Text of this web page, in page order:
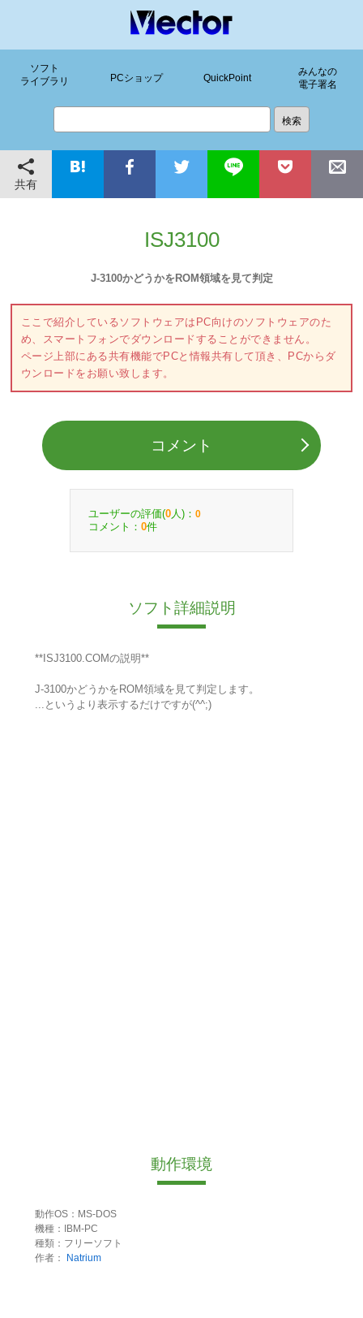
ソフト
ライブラリ
PCショップ QuickPoint
みんなの
電子署名
共有
ISJ3100
J-3100かどうかをROM領域を見て判定
ここで紹介しているソフトウェアはPC向けのソフトウェアのた
め、スマートフォンでダウンロードすることができません。
ページ上部にある共有機能でPCと情報共有して頂き、PCからダ
ウンロードをお願い致します。
コメント
ユーザーの評価(0 人)： 0
コメント： 0件
ソフト詳細説明
**ISJ3100.COMの説明**
J-3100かどうかをROM領域を見て判定します。
...というより表示するだけですが(^^;)
動作環境
動作OS：MS-DOS
機種：IBM-PC
種類：フリーソフト
作者：
Natrium